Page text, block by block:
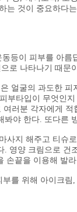
는 것이 중요하
등이 피부를 아
로 나타나기 때
얼굴의 과도한
부타입이 무엇인
러분 각자에게
야 한다. 또다
지 해주고 티
영양 크림으로
손끝을 이용해 발
부를 위해 아이크림